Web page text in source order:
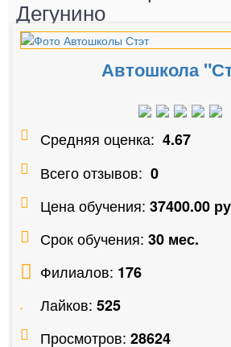
Дегунино
Автошкола
Средняя оценка: 4.67
Всего отзывов: 0
Цена обучения: 37400.00
Срок обучения: 30 мес.
Филиалов: 176
Лайков: 525
Просмотров: 28624